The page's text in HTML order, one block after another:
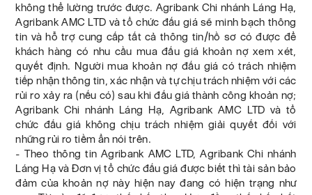
không thể lường trước được. Agribank Chi nhánh Láng Hạ,
Agribank AMC LTD và tổ chức đấu giá sẽ minh bạch thông
tin và hỗ trợ cung cấp tất cả thông tin/hồ sơ có được để
khách hàng có nhu cầu mua đấu giá khoản nợ xem xét,
quyết định. Người mua khoản nợ đấu giá có trách nhiệm
tiếp nhận thông tin, xác nhận và tự chịu trách nhiệm với các
rủi ro xảy ra (nếu có) sau khi đấu giá thành công khoản nợ;
Agribank Chi nhánh Láng Hạ, Agribank AMC LTD và tổ
chức đấu giá không chịu trách nhiệm giải quyết đối với
những rủi ro tiềm ẩn nói trên.
- Theo thông tin Agribank AMC LTD, Agribank Chi nhánh
Láng Hạ và Đơn vị tổ chức đấu giá được biết thì tài sản bảo
đảm của khoản nợ này hiện nay đang có hiện trạng như